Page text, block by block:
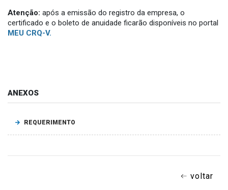
Atenção: após a emissão do registro da empresa, o
certificado e o boleto de anuidade ficarão disponíveis no portal
MEU CRQ-V.
ANEXOS
REQUERIMENTO
voltar